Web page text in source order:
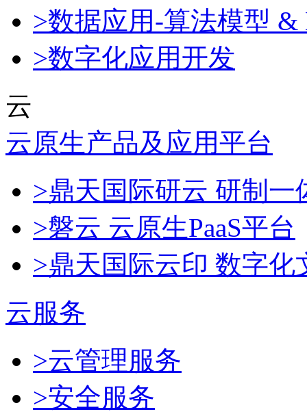
>数据应用-算法模型 &
>数字化应用开发
云
云原生产品及应用平台
>鼎天国际研云 研制
>磐云 云原生PaaS平台
>鼎天国际云印 数字化
云服务
>云管理服务
>安全服务